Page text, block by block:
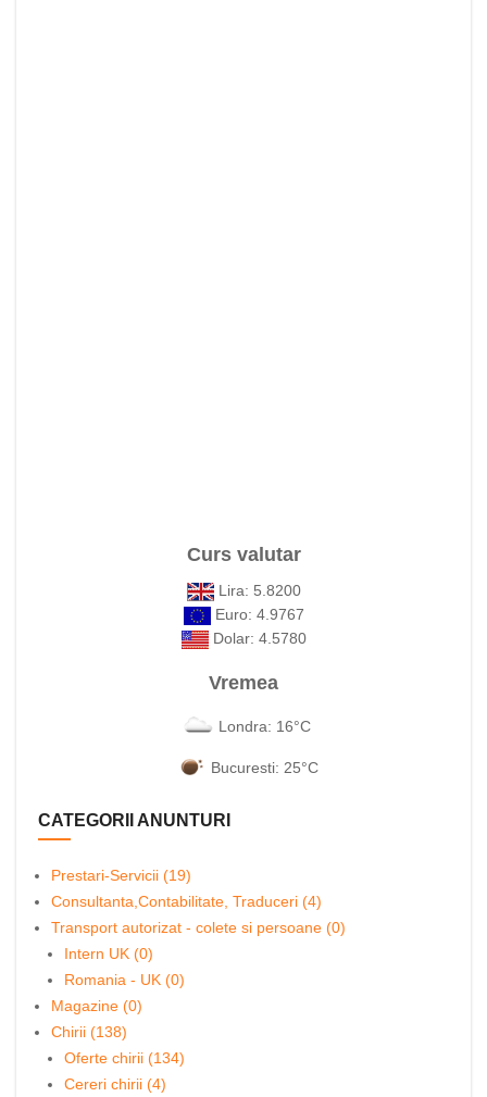
Curs valutar
Lira: 5.8200
Euro: 4.9767
Dolar: 4.5780
Vremea
Londra: 16°C
Bucuresti: 25°C
CATEGORII ANUNTURI
Prestari-Servicii (19)
Consultanta,Contabilitate, Traduceri (4)
Transport autorizat - colete si persoane (0)
Intern UK (0)
Romania - UK (0)
Magazine (0)
Chirii (138)
Oferte chirii (134)
Cereri chirii (4)